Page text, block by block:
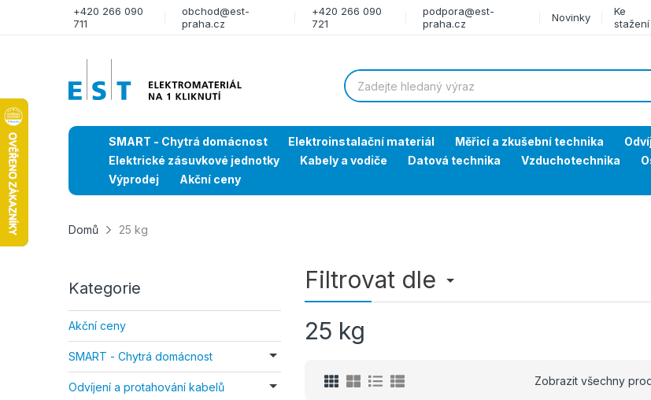
+420 266 090
711
obchod@est-
praha.cz
+420 266 090
721
podpora@est-
praha.cz
Novinky
Ke
stažení
SMART - Chytrá domácnost Elektroinstalační materiál Měřicí a zkušební technika
Elektrické zásuvkové jednotky
Kabely a vodiče Datová technika Vzduchotechnika
Výprodej
Akční ceny
Domů 25 kg
Kategorie
Akční ceny
SMART - Chytrá domácnost
Odvíjení a protahování kabelů
Filtrovat dle
25 kg
Zobrazit všechny